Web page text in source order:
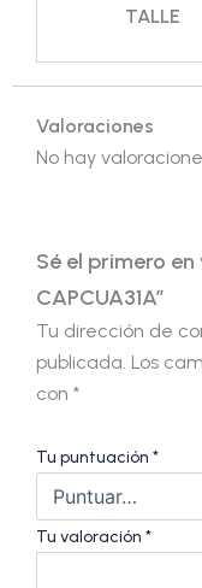
TALLE
Valoraciones
No hay
Sé el primero
CAPCUA31A”
Tu dirección de
publicada. Los
con *
Tu puntuación *
Tu valoración *